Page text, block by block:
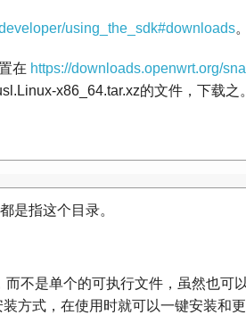
using_the_sdk#downloads。
在 https://downloads.openwrt.org/
x86_64.tar.xz的文件，下载之。
是指这个目录。
不是单个的可执行文件，虽然也可
方式，在使用时就可以一键安装和更